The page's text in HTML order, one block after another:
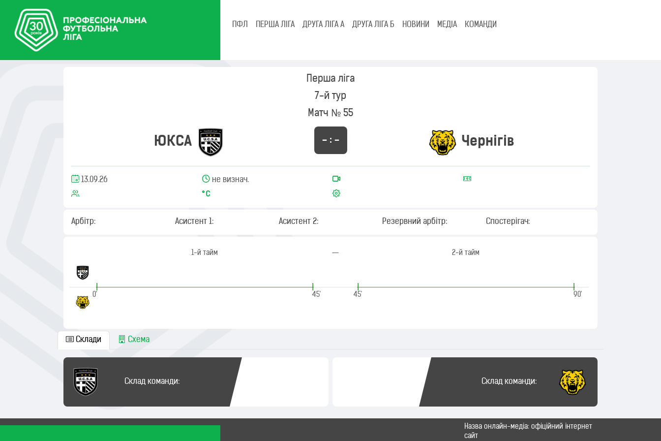
ПФЛ ПЕРША ЛІГА ДРУГА ЛІГА А ДРУГА ЛІГА Б НОВИНИ МЕДІА КОМАНДИ
Перша ліга
7-й тур
Матч № 55
ЮКСА – : – Чернігів
13.09.26 не визнач.
Арбітр: Асистент 1: Асистент 2: Резервний арбітр: Спостерігач:
1-й тайм
|
0'
|
45'
— 2-й тайм
|
45'
|
90'
Склади Схема
Склад команди: Склад команди:
Назва онлайн-медіа: офіційний інтернет
сайт